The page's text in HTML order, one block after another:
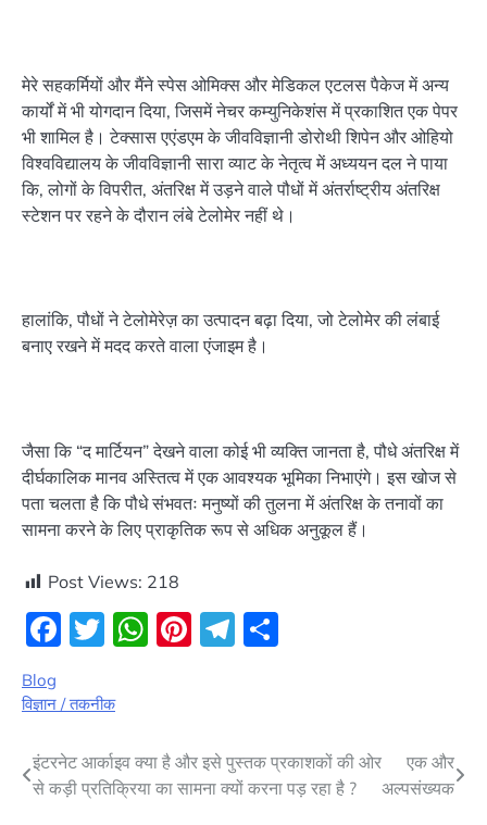
मेरे सहकर्मियों और मैंने स्पेस ओमिक्स और मेडिकल एटलस पैकेज में अन्य
कार्यों में भी योगदान दिया, जिसमें नेचर कम्युनिकेशंस में प्रकाशित एक पेपर
भी शामिल है। टेक्सास एएंडएम के जीवविज्ञानी डोरोथी शिपेन और ओहियो
विश्वविद्यालय के जीवविज्ञानी सारा व्याट के नेतृत्व में अध्ययन दल ने पाया
कि, लोगों के विपरीत, अंतरिक्ष में उड़ने वाले पौधों में अंतर्राष्ट्रीय अंतरिक्ष
स्टेशन पर रहने के दौरान लंबे टेलोमेर नहीं थे।
हालांकि, पौधों ने टेलोमेरेज़ का उत्पादन बढ़ा दिया, जो टेलोमेर की लंबाई
बनाए रखने में मदद करते वाला एंजाइम है।
जैसा कि “द मार्टियन” देखने वाला कोई भी व्यक्ति जानता है, पौधे अंतरिक्ष में
दीर्घकालिक मानव अस्तित्व में एक आवश्यक भूमिका निभाएंगे। इस खोज से
पता चलता है कि पौधे संभवतः मनुष्यों की तुलना में अंतरिक्ष के तनावों का
सामना करने के लिए प्राकृतिक रूप से अधिक अनुकूल हैं।
Post Views: 218
Facebook
Twitter
WhatsApp
Pinterest
Telegram
Blog
विज्ञान / तकनीक
Post
navigation
इंटरनेट आर्काइव क्या है और इसे पुस्तक प्रकाशकों की ओर
से कड़ी प्रतिक्रिया का सामना क्यों करना पड़ रहा है ?
एक और
अल्पसंख्यक